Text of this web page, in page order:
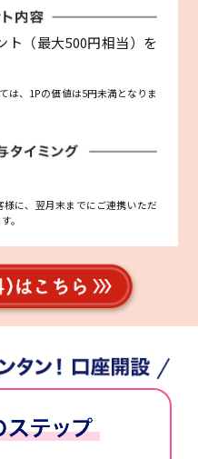
ト（最大500円相当）を
は、1Pの価値は5円未満となりま
に、翌月末までにご連携いただ
。